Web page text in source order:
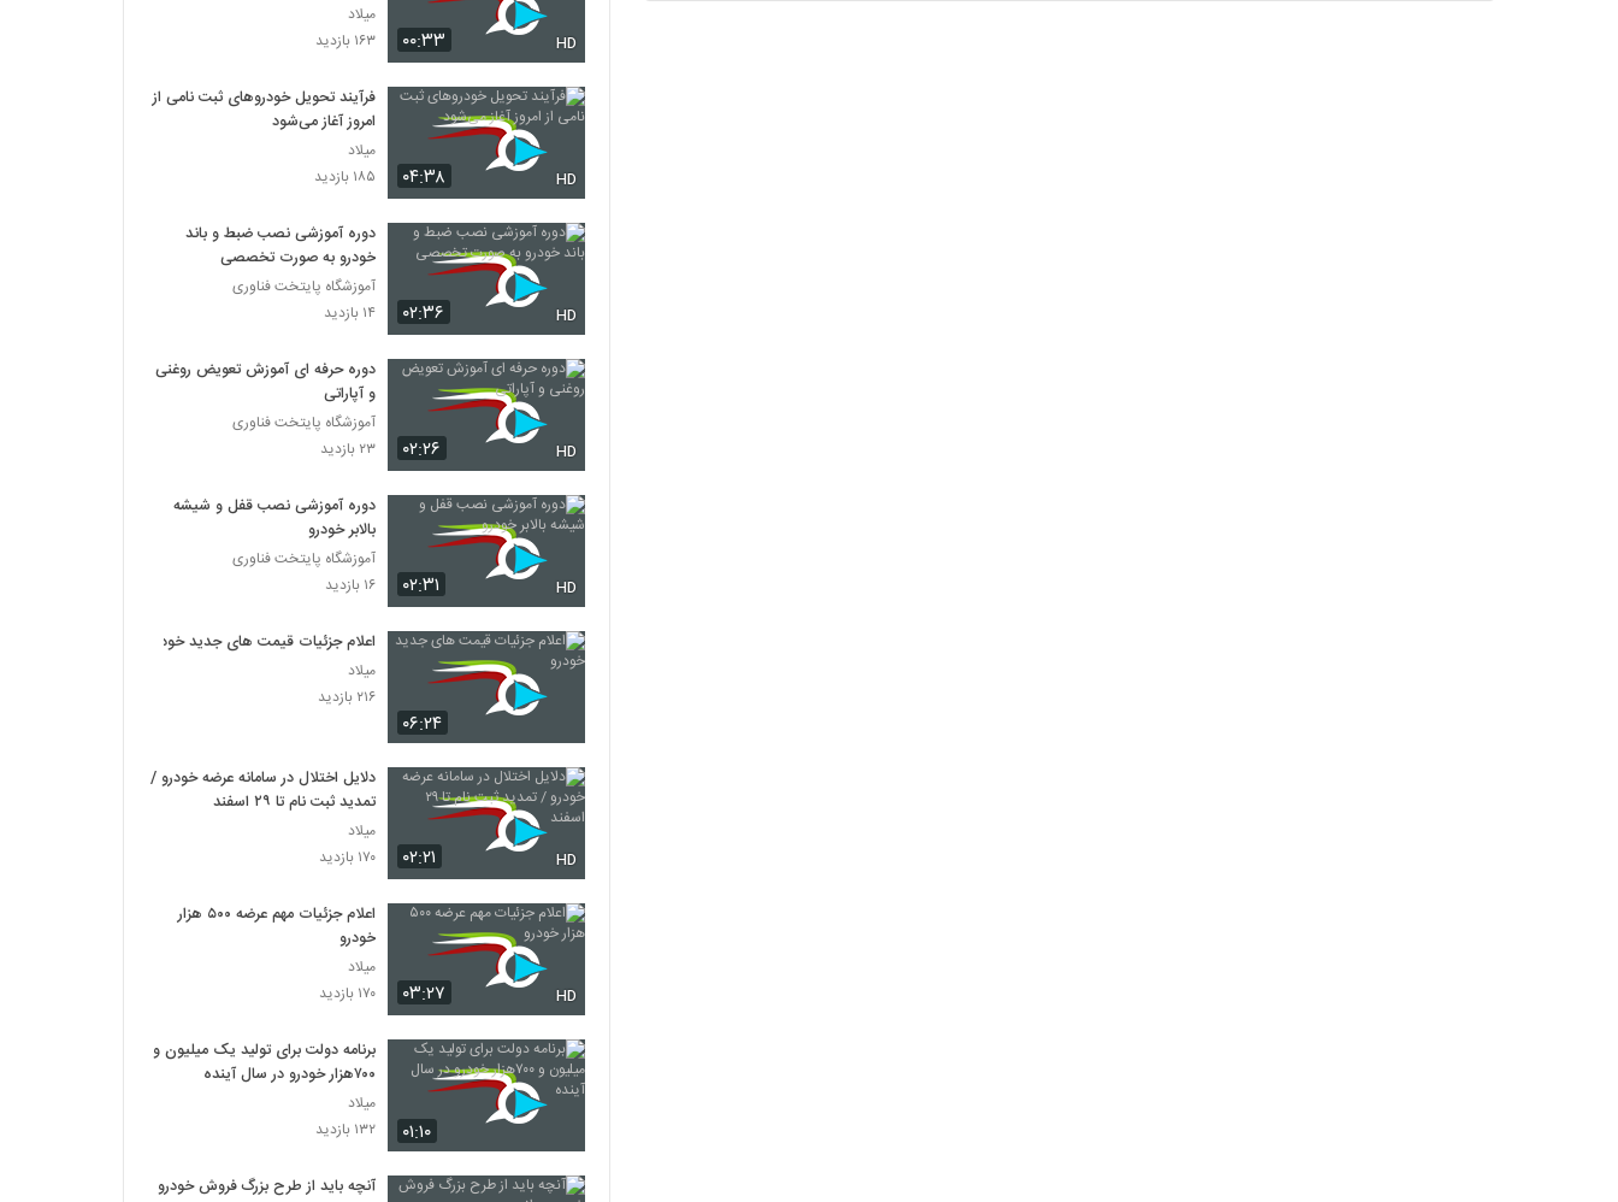
۰۰:۳۳ HD
میلاد
۱۶۳ بازدید
۰۴:۳۸ HD
فرآیند تحویل خودروهای ثبت نامی از
امروز آغاز می‌شود
میلاد
۱۸۵ بازدید
۰۲:۳۶ HD
دوره آموزشی نصب ضبط و باند
خودرو به صورت تخصصی
آموزشگاه پایتخت فناوری
۱۴ بازدید
۰۲:۲۶ HD
دوره حرفه ای آموزش تعویض روغنی
و آپاراتی
آموزشگاه پایتخت فناوری
۲۳ بازدید
۰۲:۳۱ HD
دوره آموزشی نصب قفل و شیشه
بالابر خودرو
آموزشگاه پایتخت فناوری
۱۶ بازدید
۰۶:۲۴
اعلام جزئیات قیمت‌ های جدید خودرو
میلاد
۲۱۶ بازدید
۰۲:۲۱ HD
دلایل اختلال در سامانه عرضه خودرو /
تمدید ثبت نام تا ۲۹ اسفند
میلاد
۱۷۰ بازدید
۰۳:۲۷ HD
اعلام جزئیات مهم عرضه ۵۰۰ هزار
خودرو
میلاد
۱۷۰ بازدید
۰۱:۱۰
برنامه دولت برای تولید یک میلیون و
۷۰۰هزار خودرو در سال آینده
میلاد
۱۳۲ بازدید
آنچه باید از طرح بزرگ فروش خودرو